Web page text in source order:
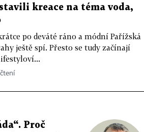
kreace na téma voda,
po deváté ráno a módní Pařížská
ještě spí. Přesto se tudy začínají
Proč